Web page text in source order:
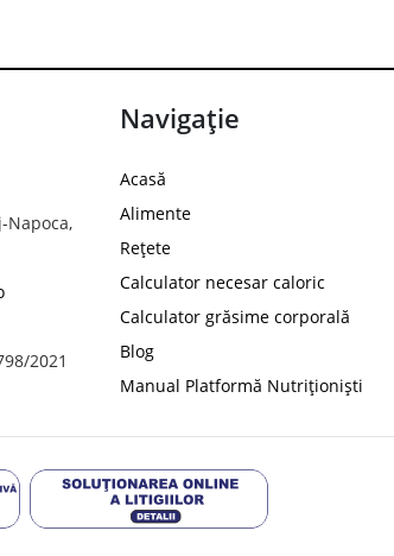
Napoca,
2021
Navigație
Acasă
Alimente
Rețete
Calculator necesar caloric
Calculator grăsime corporală
Blog
Manual Platformă Nutriționiști